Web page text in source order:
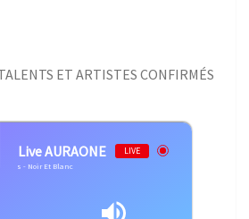
ET ARTISTES CONFIRMÉS
Live AURAONE LIVE
- Noir Et Blanc